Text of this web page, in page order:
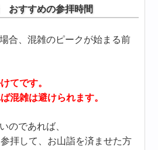
すすめの参拝時間
合、混雑のピークが始まる前
てです。
混雑は避けられます。
のであれば、
拝して、お山詣を済ませた方